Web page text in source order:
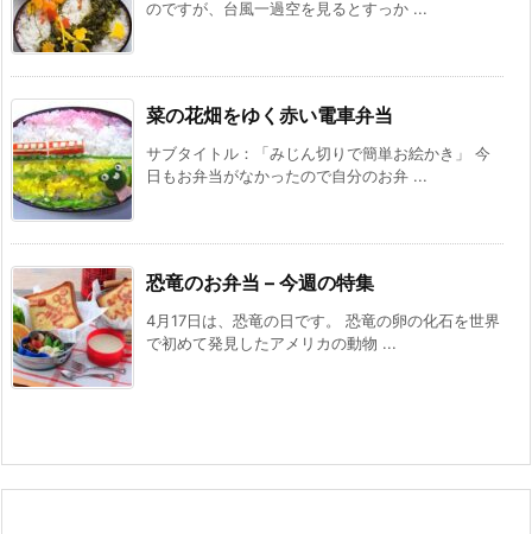
のですが、台風一過空を見るとすっか ...
菜の花畑をゆく赤い電車弁当
サブタイトル：「みじん切りで簡単お絵かき」 今
日もお弁当がなかったので自分のお弁 ...
恐竜のお弁当 – 今週の特集
4月17日は、恐竜の日です。 恐竜の卵の化石を世界
で初めて発見したアメリカの動物 ...